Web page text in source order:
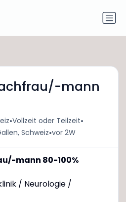
mann
•Vollzeit oder Teilzeit•
Schweiz•vor 2W
mann 80-100%
/ Neurologie /